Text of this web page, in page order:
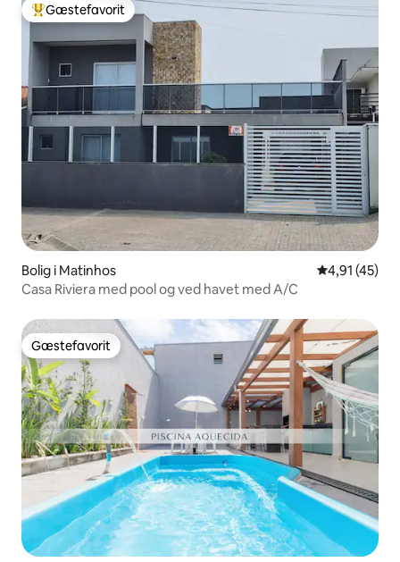
Bedste gæstefavorit
Gæstefavorit
Bolig i Matinhos 4,91 ud af 5
4,91 (45)
Casa Riviera med pool og ved havet med A/C
Gæstefavorit
Gæstefavorit